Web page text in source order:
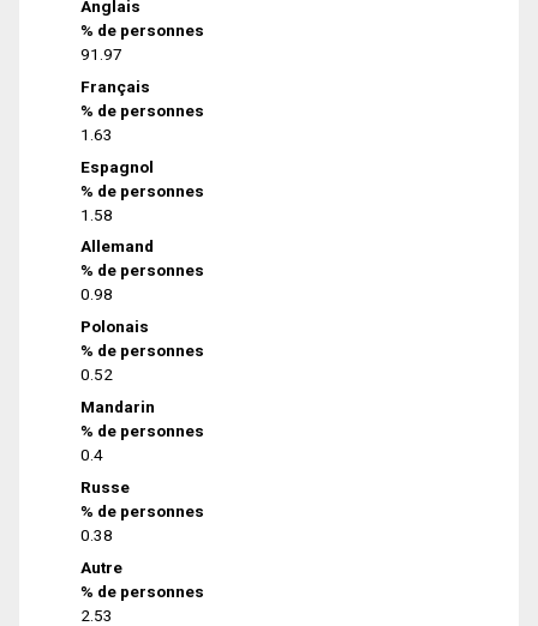
Anglais
% de personnes
91.97
Français
% de personnes
1.63
Espagnol
% de personnes
1.58
Allemand
% de personnes
0.98
Polonais
% de personnes
0.52
Mandarin
% de personnes
0.4
Russe
% de personnes
0.38
Autre
% de personnes
2.53